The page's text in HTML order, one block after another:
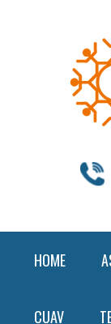
navigation
HOME
CUAV